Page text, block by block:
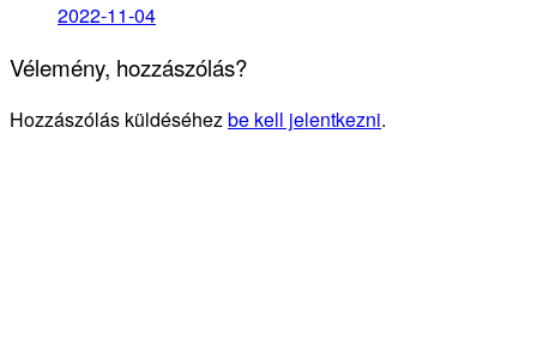
2022-11-04
Vélemény, hozzászólás?
Hozzászólás küldéséhezbe kell jelentkezni.